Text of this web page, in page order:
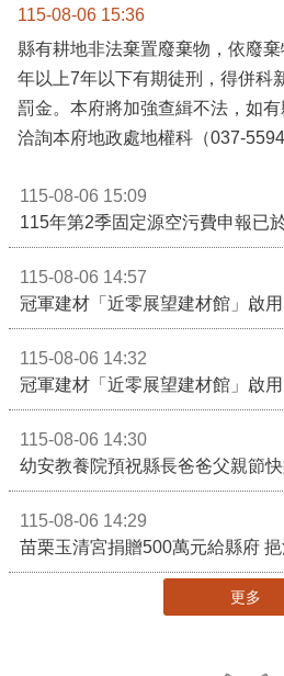
115-08-06 15:36
縣有耕地非法棄置廢棄物，依廢
年以上7年以下有期徒刑，得併科
罰金。本府將加強查緝不法，如
115-08-06 15:09
115-08-06 14:57
115-08-06 14:32
115-08-06 14:30
幼安教養院預祝縣長爸爸父親節
115-08-06 14:29
更多